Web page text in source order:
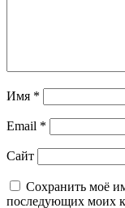
Имя *
Email *
Сайт
Сохранить моё
последующих моих